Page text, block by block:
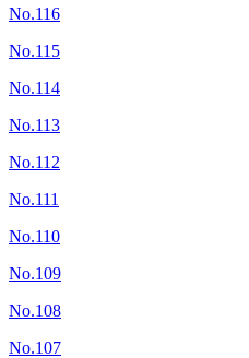
No.116
No.115
No.114
No.113
No.112
No.111
No.110
No.109
No.108
No.107